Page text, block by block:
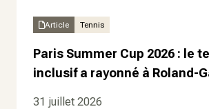
Article Tennis
Paris Summer Cup 2026 : le
inclusif a rayonné à Roland-
31 juillet 2026